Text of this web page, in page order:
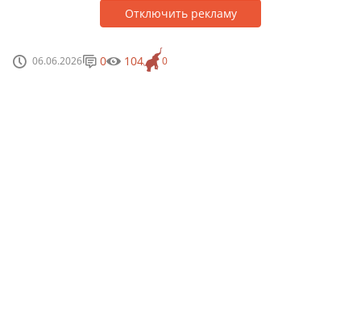
Отключить рекламу
06.06.2026 0
0 104